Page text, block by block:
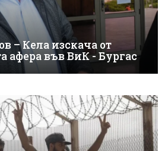
– Кела изскача от
афера във ВиК - Бургас